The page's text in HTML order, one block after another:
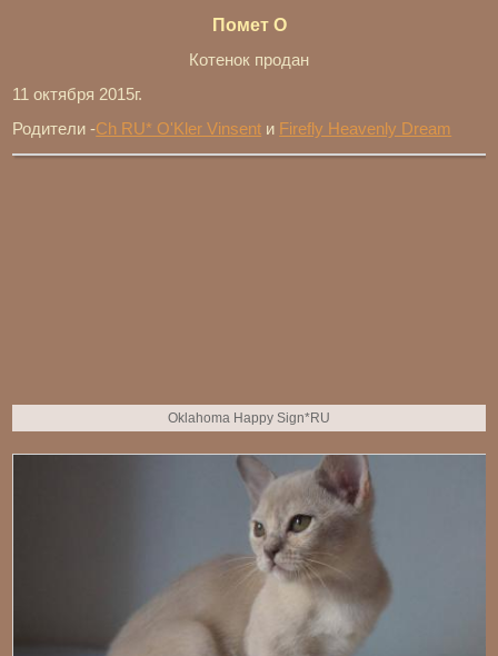
Помет O
Котенок продан
11 октября 2015г.
Родители -Ch RU* O'Kler Vinsent и Firefly Heavenly Dream
Oklahoma Happy Sign*RU